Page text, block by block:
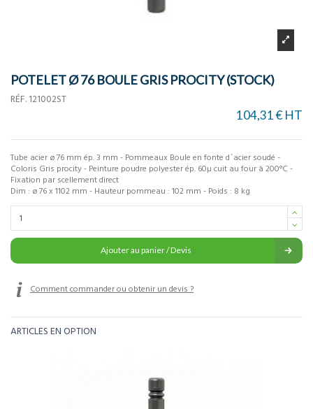
POTELET Ø 76 BOULE GRIS PROCITY (STOCK)
RÉF. 121002ST
104,31 € HT
Tube acier ø 76 mm ép. 3 mm - Pommeaux Boule en fonte d`acier soudé -
Coloris Gris procity - Peinture poudre polyester ép. 60µ cuit au four à 200°C -
Fixation par scellement direct
Dim : ø 76 x 1102 mm - Hauteur pommeau : 102 mm - Poids : 8 kg
Ajouter au panier / Devis
Comment commander ou obtenir un devis ?
ARTICLES EN OPTION